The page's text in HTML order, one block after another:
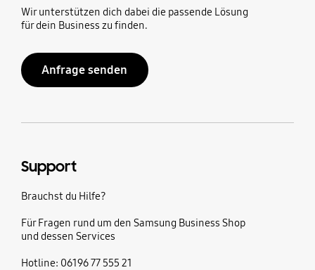
Wir unterstützen dich dabei die passende Lösung
für dein Business zu finden.
Anfrage senden
Support
Brauchst du Hilfe?
Für Fragen rund um den Samsung Business Shop
und dessen Services
Hotline: 06196 77 555 21